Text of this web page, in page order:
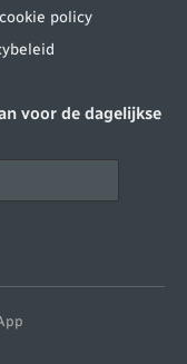
policy
voor de dagelijkse